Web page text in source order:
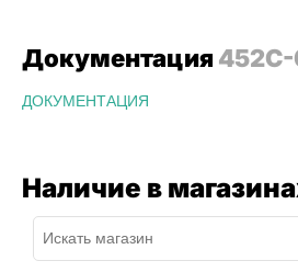
Документация
ДОКУМЕНТАЦИЯ
Наличие в